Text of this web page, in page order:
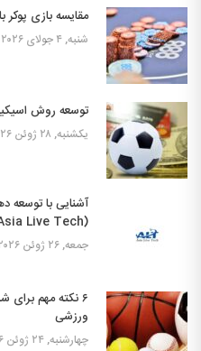
مقایسه بازی
شنبه, ۴ جولای ۲۰۲۶
توسعه روش
یکشنبه, ۲۸ ژوئن ۲۰۲۶
آشنایی با توسعه
(Asia Live Tech)
جمعه, ۲۶ ژوئن ۲۰۲۶
۶ نکته مهم
ورزشی
چهارشنبه, ۲۴ ژوئن ۲۰۲۶